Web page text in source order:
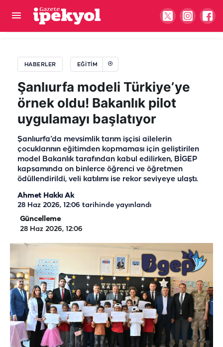
HABERLER EĞITIM
Şanlıurfa modeli Türkiye’ye
örnek oldu! Bakanlık pilot
uygulamayı başlatıyor
Şanlıurfa’da mevsimlik tarım işçisi ailelerin
çocuklarının eğitimden kopmaması için geliştirilen
model Bakanlık tarafından kabul edilirken, BİGEP
kapsamında on binlerce öğrenci ve öğretmen
ödüllendirildi, veli katılımı ise rekor seviyeye ulaştı.
Ahmet Hakkı Ak
28 Haz 2026, 12:06 tarihinde yayınlandı
Güncelleme
28 Haz 2026, 12:06
Şanlıurfalı gençler için büyük gün geldi: Süreç